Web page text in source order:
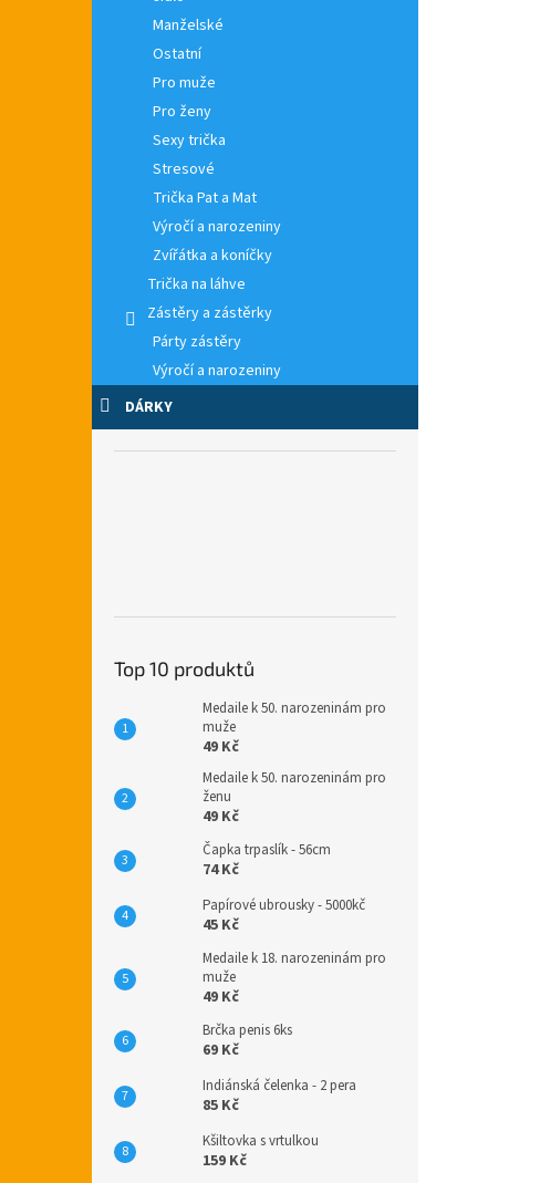
Manželské
Ostatní
Pro muže
Pro ženy
Sexy trička
Stresové
Trička Pat a Mat
Výročí a narozeniny
Zvířátka a koníčky
Trička na láhve
Zástěry a zástěrky
Párty zástěry
Výročí a narozeniny
DÁRKY
Top 10 produktů
Medaile k 50. narozeninám pro
muže
49 Kč
Medaile k 50. narozeninám pro
ženu
49 Kč
Čapka trpaslík - 56cm
74 Kč
Papírové ubrousky - 5000kč
45 Kč
Medaile k 18. narozeninám pro
muže
49 Kč
Brčka penis 6ks
69 Kč
Indiánská čelenka - 2 pera
85 Kč
Kšiltovka s vrtulkou
159 Kč